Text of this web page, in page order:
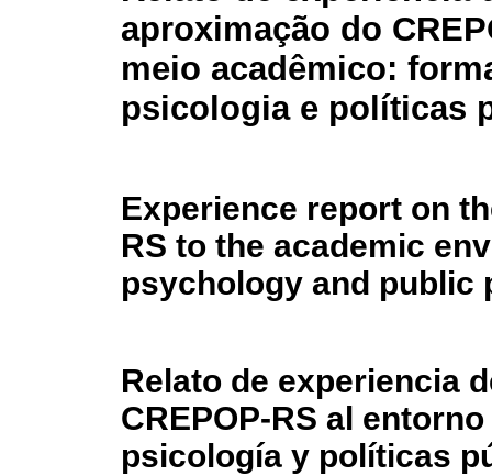
aproximação do
meio acadêmico:
psicologia e políticas
Experience report on
RS to the academic
psychology and public
Relato de experiencia
CREPOP-RS al
psicología y políticas